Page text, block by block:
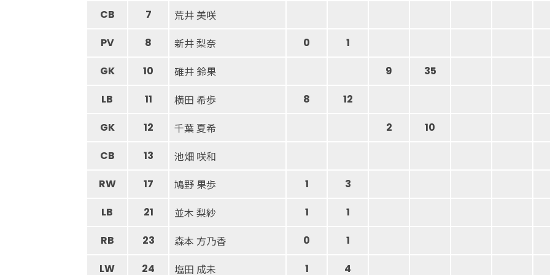
CB
7 荒井 美咲
PV 8 新井 梨奈 0 1
GK
10 碓井 鈴果 9
35
LB
11 横田 希歩 8
12
GK
12 千葉 夏希 2 10
CB
13 池畑 咲和
RW 17 鳩野 果歩 1
3
LB
21 並木 梨紗 1
1
RB
23 森本 方乃香 0
1
LW
24 塩田 成未 1 4